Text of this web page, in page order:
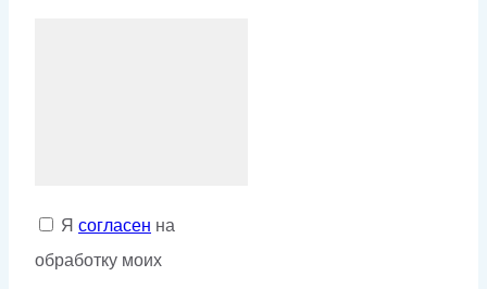
Я согласен на
обработку моих